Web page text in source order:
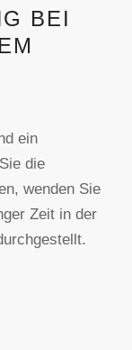
BEI
ein
die
wenden Sie
Zeit in der